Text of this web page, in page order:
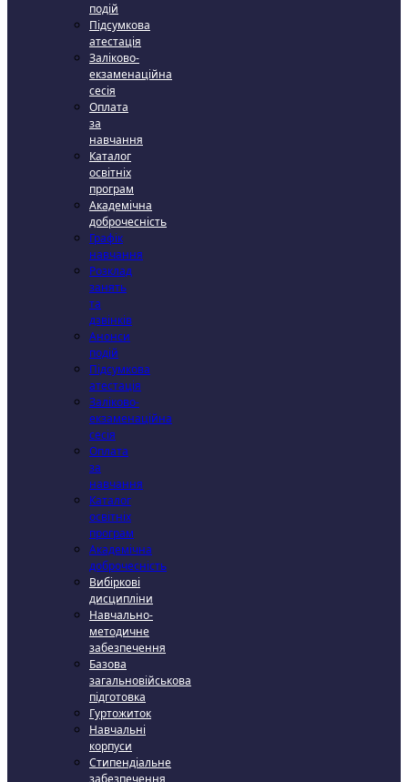
подій
Підсумкова
атестація
Заліково-
екзаменаційна
сесія
Оплата
за
навчання
Каталог
освітніх
програм
Академічна
доброчесність
Графік
навчання
Розклад
занять
та
дзвінків
Анонси
подій
Підсумкова
атестація
Заліково-
екзаменаційна
сесія
Оплата
за
навчання
Каталог
освітніх
програм
Академічна
доброчесність
Вибіркові
дисципліни
Навчально-
методичне
забезпечення
Базова
загальновійськова
підготовка
Гуртожиток
Навчальні
корпуси
Стипендіальне
забезпечення